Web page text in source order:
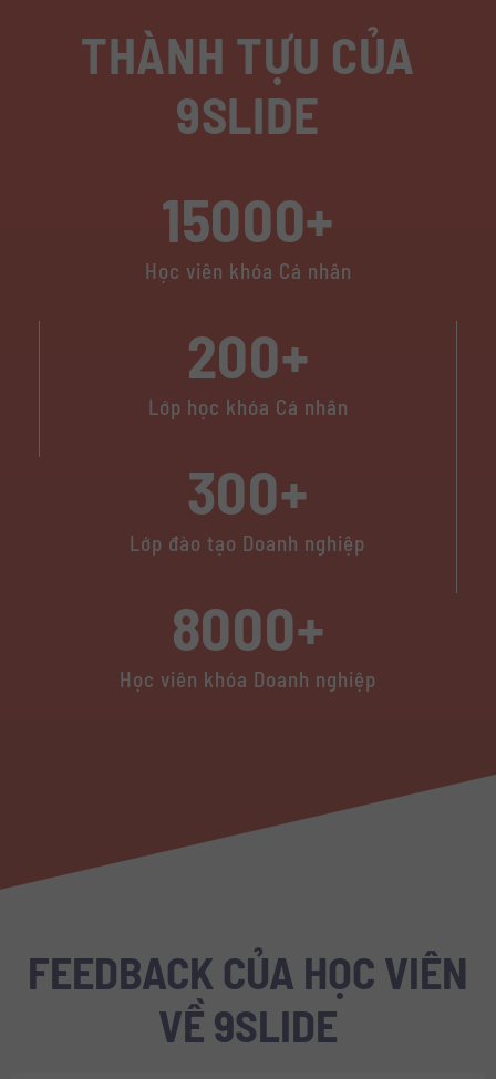
THÀNH TỰU CỦA
9SLIDE
15000+
Học viên khóa Cá nhân
200+
Lớp học khóa Cá nhân
300+
Lớp đào tạo Doanh nghiệp
8000+
Học viên khóa Doanh nghiệp
FEEDBACK CỦA HỌC VIÊN
VỀ 9SLIDE